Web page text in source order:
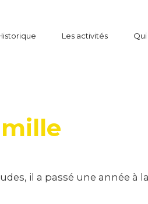
Les activités
il a passé une année à